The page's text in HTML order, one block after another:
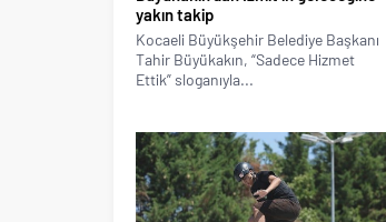
yakın takip
Kocaeli Büyükşehir Belediye Başkanı
Tahir Büyükakın, “Sadece Hizmet
Ettik” sloganıyla...